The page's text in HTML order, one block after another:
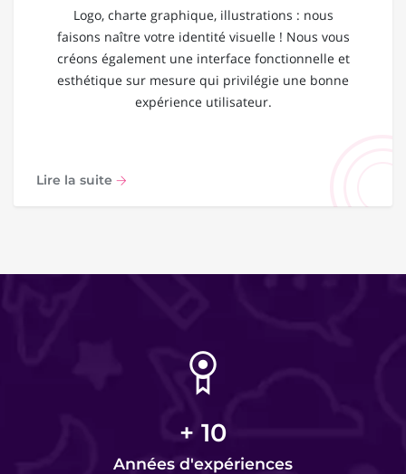
Logo, charte graphique, illustrations : nous
faisons naître votre identité visuelle ! Nous vous
créons également une interface fonctionnelle et
esthétique sur mesure qui privilégie une bonne
expérience utilisateur.
Lire la suite
+ 10
Années d'expériences